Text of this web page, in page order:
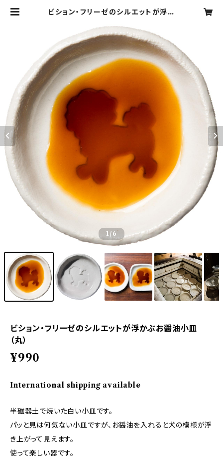
ビション・フリーゼのシルエットが浮か
ERY
1/6
ビション・フリーゼのシルエットが浮かぶお醤油小皿
（丸）
¥990
International shipping available
半磁器土で焼いた白い小皿です。
パッと見は何気ない小皿ですが、お醤油を入れると犬の模様が浮
き上がって見えます。
使って楽しい器です。